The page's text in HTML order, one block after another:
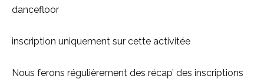
dancefloor
inscription uniquement sur cette activitée
Nous ferons régulièrement des récap’ des inscriptions